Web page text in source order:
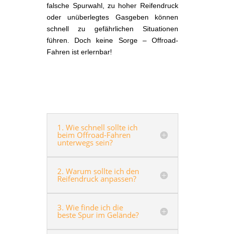
falsche Spurwahl, zu hoher Reifendruck
oder unüberlegtes Gasgeben können
schnell zu gefährlichen Situationen
führen. Doch keine Sorge – Offroad-
Fahren ist erlernbar!
1. Wie schnell sollte ich
beim Offroad-Fahren
unterwegs sein?
2. Warum sollte ich den
Reifendruck anpassen?
3. Wie finde ich die
beste Spur im Gelände?